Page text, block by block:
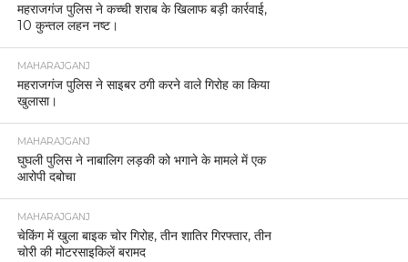
महराजगंज पुलिस ने कच्ची शराब के खिलाफ बड़ी कार्रवाई,
10 कुन्तल लहन नष्ट।
MAHARAJGANJ
महराजगंज पुलिस ने साइबर ठगी करने वाले गिरोह का किया
खुलासा।
MAHARAJGANJ
घुघली पुलिस ने नाबालिग लड़की को भगाने के मामले में एक
आरोपी दबोचा
MAHARAJGANJ
चेकिंग में खुला बाइक चोर गिरोह, तीन शातिर गिरफ्तार, तीन
चोरी की मोटरसाइकिलें बरामद